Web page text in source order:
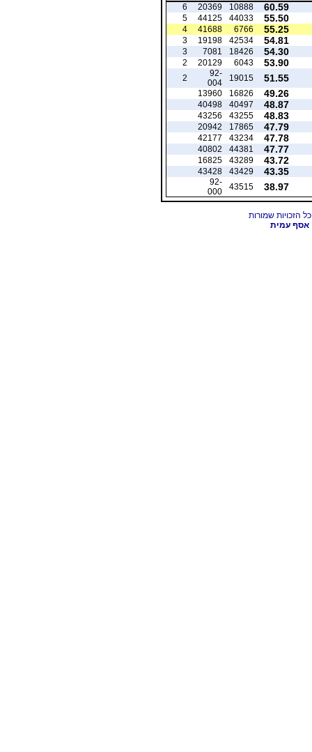
60.59
10888
20369
6
55.50
44033
44125
5
55.25
6766
41688
4
54.81
42534
19198
3
54.30
18426
7081
3
53.90
6043
20129
2
51.55
19015
92-
004
2
49.26
16826
13960
48.87
40497
40498
48.83
43255
43256
47.79
17865
20942
47.78
43234
42177
47.77
44381
40802
43.72
43289
16825
43.35
43429
43428
38.97
43515
92-
000
אסף עמית